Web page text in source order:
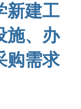
新建工
施、办
购需求